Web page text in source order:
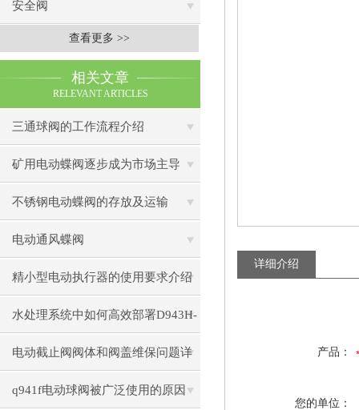
安全阀
查看更多 >>
相关文章
RELEVANT ARTICLES
三通球阀的工作流程介绍
矿用电动蝶阀逐步成为市场主导
不锈钢电动蝶阀的存放及运输
电动通风蝶阀
精小型电动执行器的使用要求介绍
水处理系统中如何高效部署D943H-
16C电动蝶阀？
电动截止阀阀体和阀盖维保问题详
细介绍
q941f电动球阀被广泛使用的原因
详细介绍
产品：
您的单位：